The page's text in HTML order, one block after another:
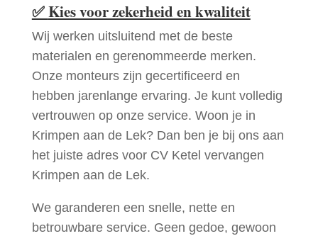
✅Kies voor zekerheid en kwaliteit
Wij werken uitsluitend met de beste
materialen en gerenommeerde merken.
Onze monteurs zijn gecertificeerd en
hebben jarenlange ervaring. Je kunt volledig
vertrouwen op onze service. Woon je in
Krimpen aan de Lek? Dan ben je bij ons aan
het juiste adres voor CV Ketel vervangen
Krimpen aan de Lek.
We garanderen een snelle, nette en
betrouwbare service. Geen gedoe, gewoon